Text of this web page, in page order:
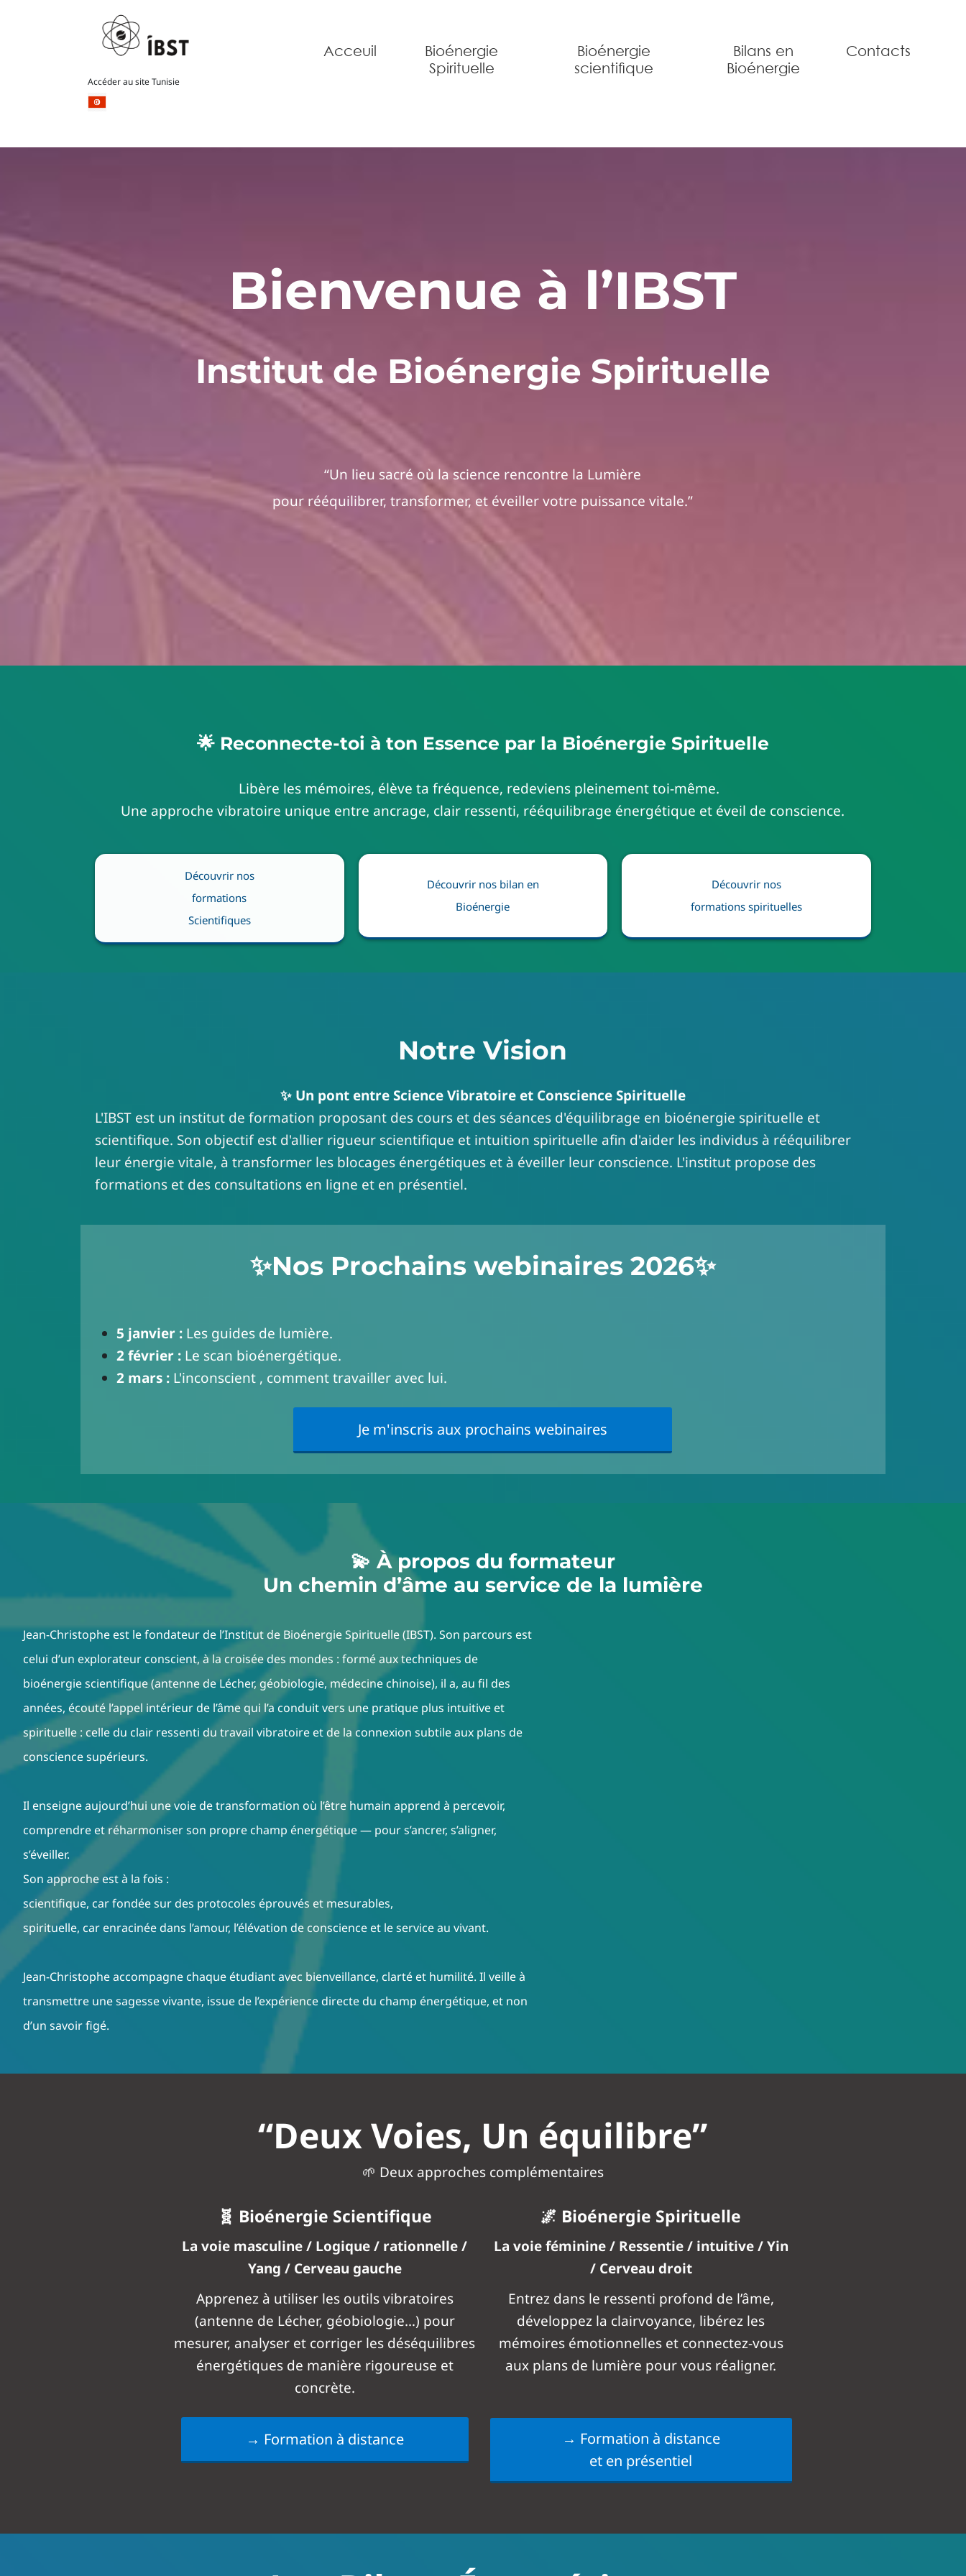
Accéder au site Tunisie
Acceuil
Bioénergie
Spirituelle
Bioénergie
scientifique
Bilans en
Bioénergie
Contacts
Bienvenue à l’IBST
Institut de Bioénergie Spirituelle
“Un lieu sacré où la science rencontre la Lumière
pour rééquilibrer, transformer, et éveiller votre puissance vitale.”
🌟 Reconnecte-toi à ton Essence par la Bioénergie Spirituelle
Libère les mémoires, élève ta fréquence, redeviens pleinement toi-même.
Une approche vibratoire unique entre ancrage, clair ressenti, rééquilibrage énergétique et éveil de conscience.
Découvrir nos
formations
Scientifiques
Découvrir nos bilan en
Bioénergie
Découvrir nos
formations spirituelles
Notre Vision
✨ Un pont entre Science Vibratoire et Conscience Spirituelle
L'IBST est un institut de formation proposant des cours et des séances d'équilibrage en bioénergie spirituelle et
scientifique. Son objectif est d'allier rigueur scientifique et intuition spirituelle afin d'aider les individus à rééquilibrer
leur énergie vitale, à transformer les blocages énergétiques et à éveiller leur conscience. L'institut propose des
formations et des consultations en ligne et en présentiel.
✨Nos Prochains webinaires 2026✨
5 janvier : Les guides de lumière.
2 février : Le scan bioénergétique.
2 mars : L'inconscient , comment travailler avec lui.
Je m'inscris aux prochains webinaires
💫 À propos du formateur
Un chemin d’âme au service de la lumière
Jean-Christophe est le fondateur de l’Institut de Bioénergie Spirituelle (IBST). Son parcours est
celui d’un explorateur conscient, à la croisée des mondes : formé aux techniques de
bioénergie scientifique (antenne de Lécher, géobiologie, médecine chinoise), il a, au fil des
années, écouté l’appel intérieur de l’âme qui l’a conduit vers une pratique plus intuitive et
spirituelle : celle du clair ressenti du travail vibratoire et de la connexion subtile aux plans de
conscience supérieurs.
Il enseigne aujourd’hui une voie de transformation où l’être humain apprend à percevoir,
comprendre et réharmoniser son propre champ énergétique — pour s’ancrer, s’aligner,
s’éveiller.
Son approche est à la fois :
scientifique, car fondée sur des protocoles éprouvés et mesurables,
spirituelle, car enracinée dans l’amour, l’élévation de conscience et le service au vivant.
Jean-Christophe accompagne chaque étudiant avec bienveillance, clarté et humilité. Il veille à
transmettre une sagesse vivante, issue de l’expérience directe du champ énergétique, et non
d’un savoir figé.
“Deux Voies, Un équilibre”
🌱 Deux approches complémentaires
🧬 Bioénergie Scientifique
La voie masculine / Logique / rationnelle /
Yang / Cerveau gauche
Apprenez à utiliser les outils vibratoires
(antenne de Lécher, géobiologie…) pour
mesurer, analyser et corriger les déséquilibres
énergétiques de manière rigoureuse et
concrète.
→ Formation à distance
🌌 Bioénergie Spirituelle
La voie féminine / Ressentie / intuitive / Yin
/ Cerveau droit
Entrez dans le ressenti profond de l’âme,
développez la clairvoyance, libérez les
mémoires émotionnelles et connectez-vous
aux plans de lumière pour vous réaligner.
→ Formation à distance
et en présentiel